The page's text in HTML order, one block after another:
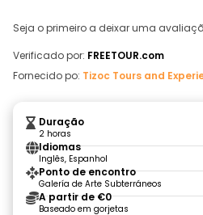
Seja o primeiro a deixar uma
Verificado por: FREETOUR.com
Fornecido po: Tizoc Tours and
Duração
2 horas
Idiomas
Inglês, Espanhol
Ponto de encontro
Galería de Arte Subterráneos
A partir de €0
Baseado em gorjetas